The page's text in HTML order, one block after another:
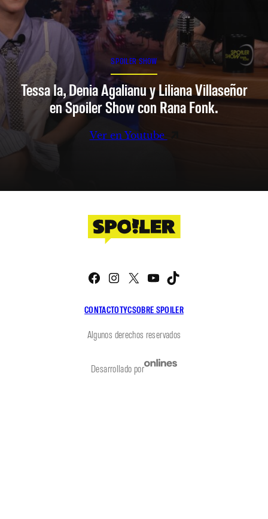
SPOILER SHOW
Tessa Ia, Denia Agalianu y Liliana Villaseñor
en Spoiler Show con Rana Fonk.
Ver en Youtube
CONTACTOTYCSOBRE SPOILER
Facebook
Instagram
X YouTube
Algunos derechos reservados
Desarrollado por